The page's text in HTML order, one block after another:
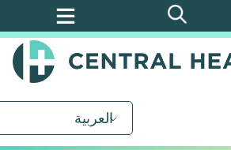
العربية